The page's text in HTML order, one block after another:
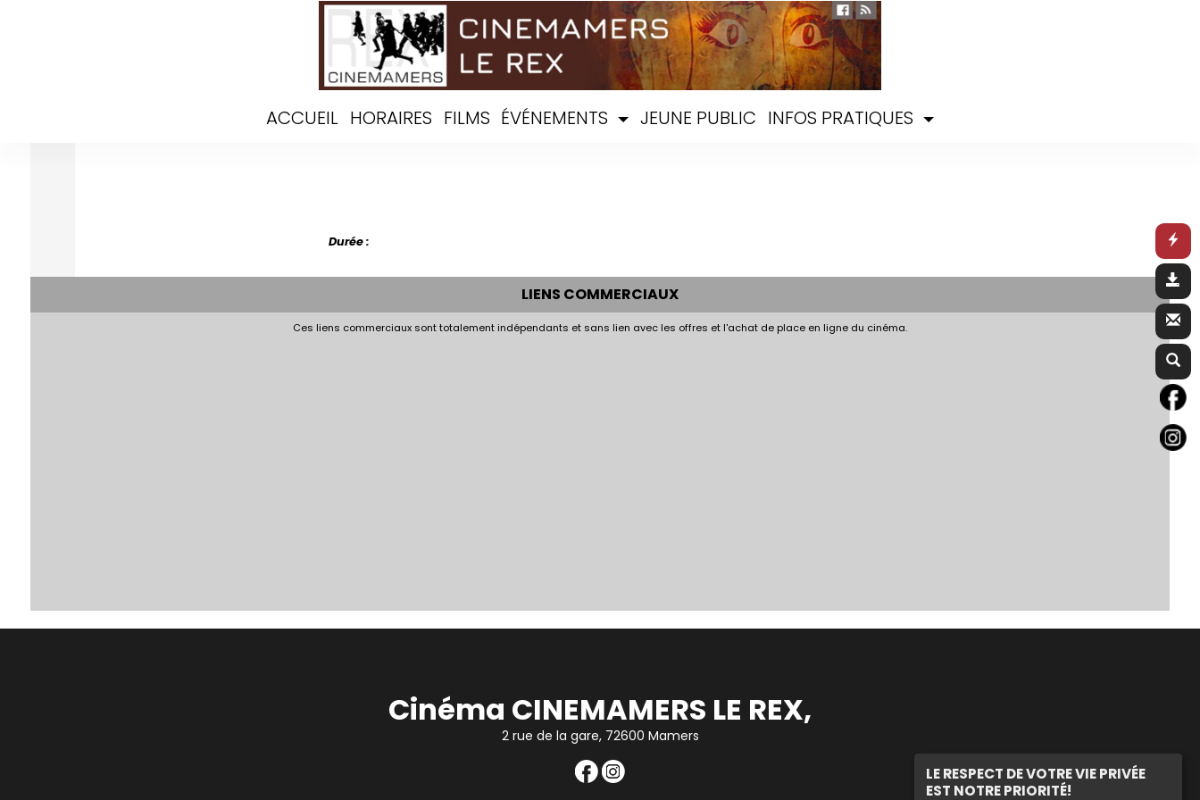
LE RESPECT DE VOTRE VIE PRIVÉE
EST NOTRE PRIORITÉ!
ACCUEIL HORAIRES FILMS ÉVÉNEMENTS JEUNE PUBLIC INFOS PRATIQUES
Durée :
LIENS COMMERCIAUX
Ces liens commerciaux sont totalement indépendants et sans lien avec les offres et l'achat de place en ligne du cinéma.
Cinéma CINEMAMERS LE REX,
2 rue de la gare, 72600 Mamers